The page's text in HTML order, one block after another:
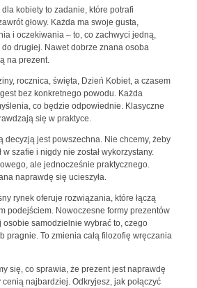
kobiety to zadanie, które potrafi
głowy. Każda ma swoje gusta,
i oczekiwania – to, co zachwyci jedną,
do drugiej. Nawet dobrze znana osoba
na prezent.
rocznica, święta, Dzień Kobiet, a czasem
bez konkretnego powodu. Każda
co będzie odpowiednie. Klasyczne
się w praktyce.
decyzją jest powszechna. Nie chcemy, żeby
szafie i nigdy nie został wykorzystany.
ale jednocześnie praktycznego.
naprawdę się ucieszyła.
rynek oferuje rozwiązania, które łączą
podejściem. Nowoczesne formy prezentów
samodzielnie wybrać to, czego
pragnie. To zmienia całą filozofię wręczania
się, co sprawia, że prezent jest naprawdę
najbardziej. Odkryjesz, jak połączyć